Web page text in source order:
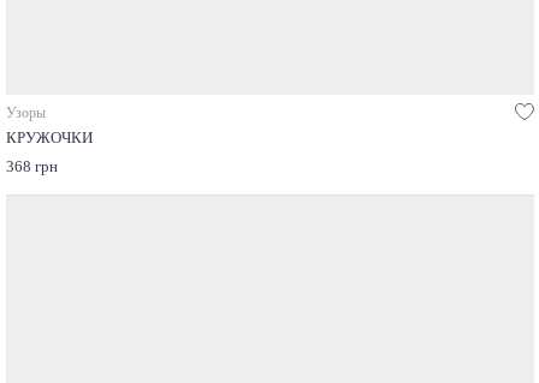
Узоры
КРУЖОЧКИ
368 грн